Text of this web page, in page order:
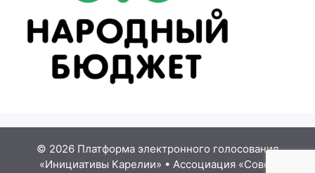
© 2026 Платформа электронного голосования
«Инициативы Карелии» • Ассоциация «Совет